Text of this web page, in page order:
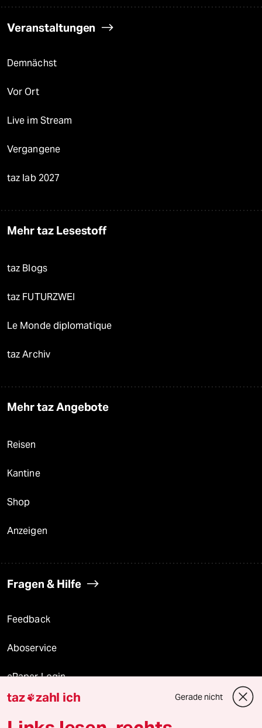
Veranstaltungen
Demnächst
Vor Ort
Live im Stream
Vergangene
taz lab 2027
Mehr taz Lesestoff
taz Blogs
taz FUTURZWEI
Le Monde diplomatique
taz Archiv
Mehr taz Angebote
Reisen
Kantine
Shop
Anzeigen
Fragen & Hilfe
Feedback
Aboservice
ePaper Login
Downloads für Abonnierende
taz zahl ich Gerade nicht